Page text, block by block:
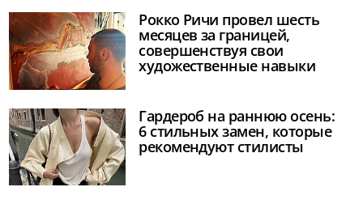
Рокко Ричи провел шесть
месяцев за границей,
совершенствуя свои
художественные навыки
Гардероб на раннюю осень:
6 стильных замен, которые
рекомендуют стилисты